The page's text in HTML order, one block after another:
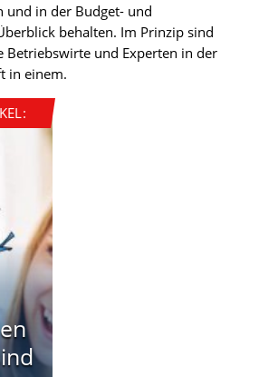
und in der Budget- und
behalten. Im Prinzip sind
Betriebswirte und Experten in der
in einem.